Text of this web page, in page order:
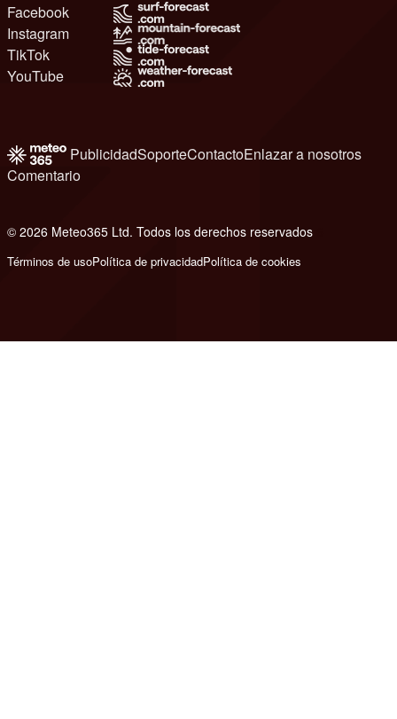
Facebook
Instagram
TikTok
YouTube
PublicidadSoporteContactoEnlazar a nosotros
Comentario
© 2026 Meteo365 Ltd. Todos los derechos reservados
Términos de usoPolítica de privacidadPolítica de cookies